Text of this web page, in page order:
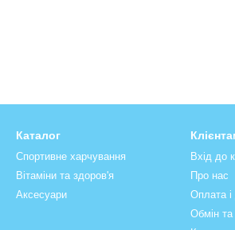
Каталог
Спортивне харчування
Вітаміни та здоров'я
Аксесуари
Вхід до
Про нас
Оплата і
Обмін та